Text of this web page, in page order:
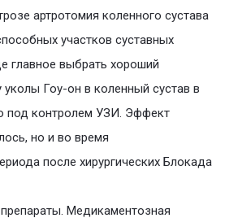
артротомия коленного сустава
участков суставных
главное выбрать хороший
уколы Гоу-он в коленный сустав в
под контролем УЗИ. Эффект
но и во время
после хирургических Блокада
Медикаментозная